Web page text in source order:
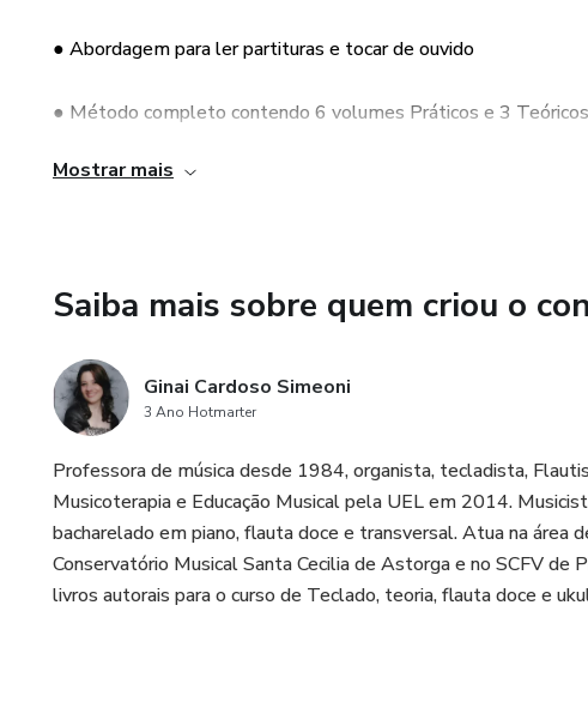
● Abordagem para ler partituras e tocar de ouvido
● Método completo contendo 6 volumes Práticos e 3 Teóricos
● Material pronto pra dar aula
● Praticidade nas aulas
● Didática no ensino
● Prática aliado à teoria
● Tudo o que precisa num mesmo conteúdo
● Uso dos recursos do teclado
Mostrar mais
Saiba mais sobre quem criou o
Ginai Cardoso Simeoni
3 Ano Hotmarter
Professora de música desde 1984, organista, tecladista,
Musicoterapia e Educação Musical pela UEL em 2014.
bacharelado em piano, flauta doce e transversal. Atua na área
Conservatório Musical Santa Cecilia de Astorga e no SCFV
livros autorais para o curso de Teclado, teoria, flauta doce e